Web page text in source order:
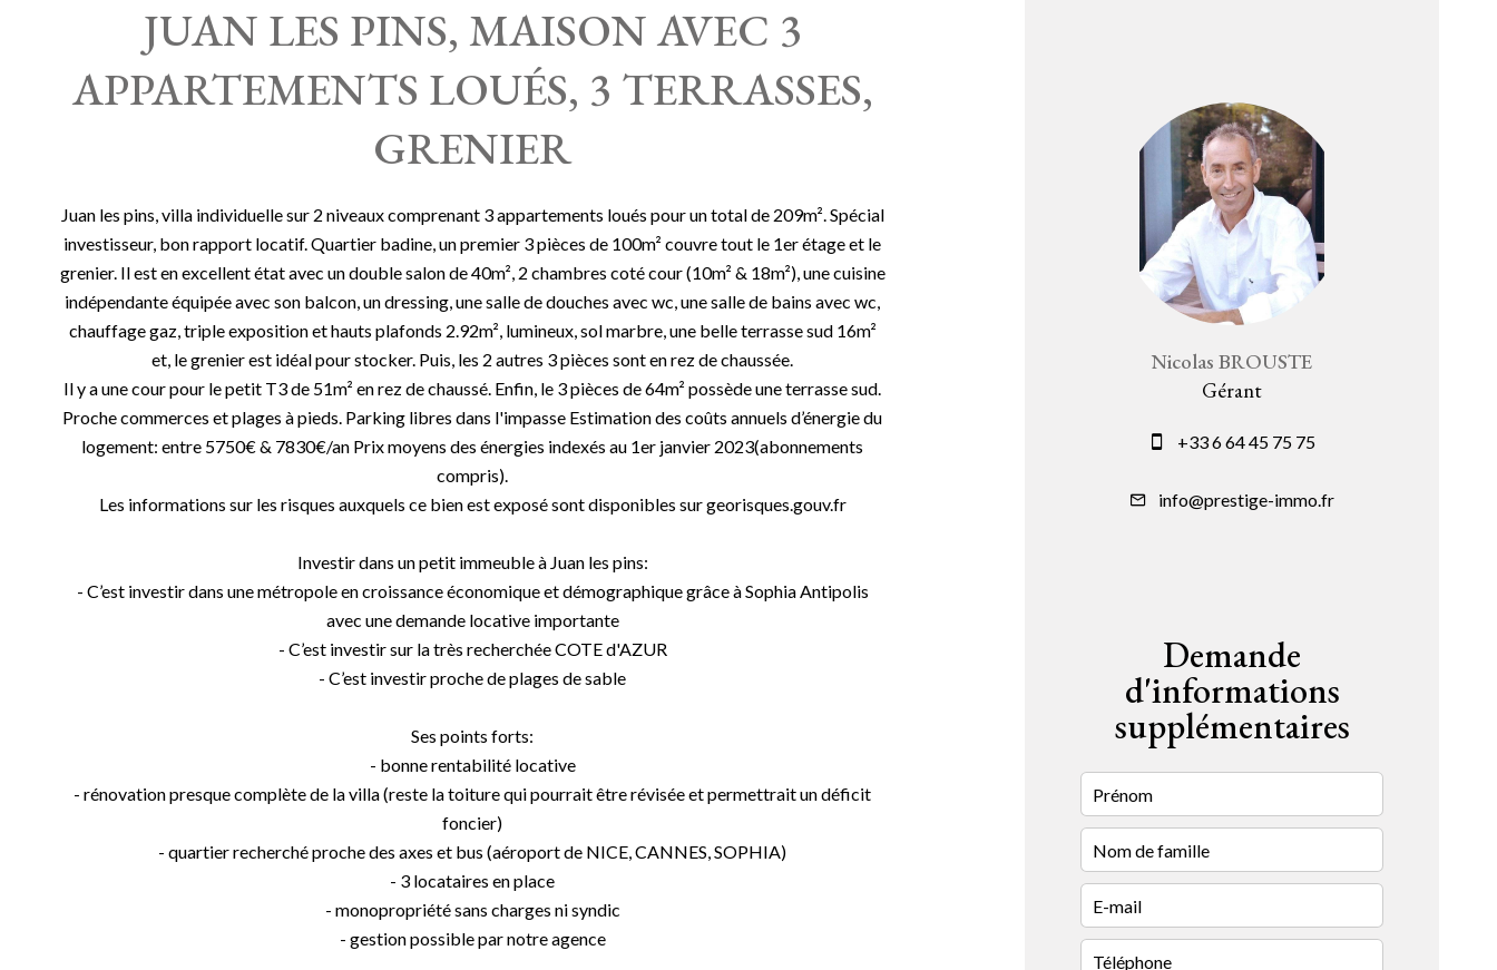
JUAN LES PINS, MAISON AVEC 3
APPARTEMENTS LOUÉS, 3 TERRASSES,
GRENIER
Juan les pins, villa individuelle sur 2 niveaux comprenant 3 appartements loués pour un total de 209m². Spécial
investisseur, bon rapport locatif. Quartier badine, un premier 3 pièces de 100m² couvre tout le 1er étage et le
grenier. Il est en excellent état avec un double salon de 40m², 2 chambres coté cour (10m² & 18m²), une cuisine
indépendante équipée avec son balcon, un dressing, une salle de douches avec wc, une salle de bains avec wc,
chauffage gaz, triple exposition et hauts plafonds 2.92m², lumineux, sol marbre, une belle terrasse sud 16m²
et, le grenier est idéal pour stocker. Puis, les 2 autres 3 pièces sont en rez de chaussée.
Il y a une cour pour le petit T3 de 51m² en rez de chaussé. Enfin, le 3 pièces de 64m² possède une terrasse sud.
Proche commerces et plages à pieds. Parking libres dans l'impasse Estimation des coûts annuels d’énergie du
logement: entre 5750€ & 7830€/an Prix moyens des énergies indexés au 1er janvier 2023(abonnements
compris).
Les informations sur les risques auxquels ce bien est exposé sont disponibles sur georisques.gouv.fr
Investir dans un petit immeuble à Juan les pins:
- C’est investir dans une métropole en croissance économique et démographique grâce à Sophia Antipolis
avec une demande locative importante
- C’est investir sur la très recherchée COTE d'AZUR
- C’est investir proche de plages de sable
Ses points forts:
- bonne rentabilité locative
- rénovation presque complète de la villa (reste la toiture qui pourrait être révisée et permettrait un déficit
foncier)
- quartier recherché proche des axes et bus (aéroport de NICE, CANNES, SOPHIA)
- 3 locataires en place
- monopropriété sans charges ni syndic
- gestion possible par notre agence
Nicolas BROUSTE
Gérant
+33 6 64 45 75 75
info@prestige-immo.fr
Demande
d'informations
supplémentaires